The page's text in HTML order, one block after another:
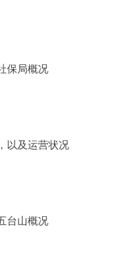
保局概况
以及运营状况
台山概况